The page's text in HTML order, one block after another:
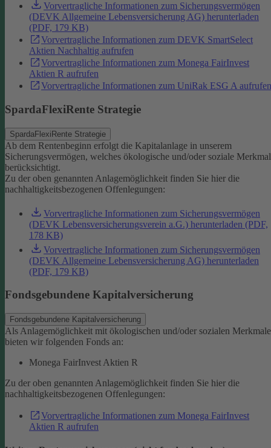
Vorvertragliche Informationen zum Sicherungsvermögen
(DEVK Allgemeine Lebensversicherung AG) herunterladen
(PDF, 179 KB)
Vorvertragliche Informationen zum DEVK SmartSelect
Aktien Nachhaltig aufrufen
Vorvertragliche Informationen zum Monega FairInvest
Aktien R aufrufen
Vorvertragliche Informationen zum UniRak ESG A aufrufen
SpardaFlexiRente Strategie
SpardaFlexiRente Strategie
Ab dem Rentenbeginn erfolgt die Kapitalanlage in unserem
Sicherungsvermögen, welches ökologische und/oder soziale
berücksichtigt.
Zu der oben genannten Anlagemöglichkeit finden Sie hier die
nachhaltigkeitsbezogenen Offenlegungen:
Vorvertragliche Informationen zum Sicherungsvermögen
(DEVK Lebensversicherungsverein a.G.) herunterladen (PDF,
178 KB)
Vorvertragliche Informationen zum Sicherungsvermögen
(DEVK Allgemeine Lebensversicherung AG) herunterladen
(PDF, 179 KB)
Fondsgebundene Kapitalversicherung
Fondsgebundene Kapitalversicherung
Als Anlagemöglichkeit mit ökologischen und/oder sozialen
bieten wir folgenden Fonds an:
Monega FairInvest Aktien R
Zu der oben genannten Anlagemöglichkeit finden Sie hier die
nachhaltigkeitsbezogenen Offenlegungen:
Vorvertragliche Informationen zum Monega FairInvest
Aktien R aufrufen